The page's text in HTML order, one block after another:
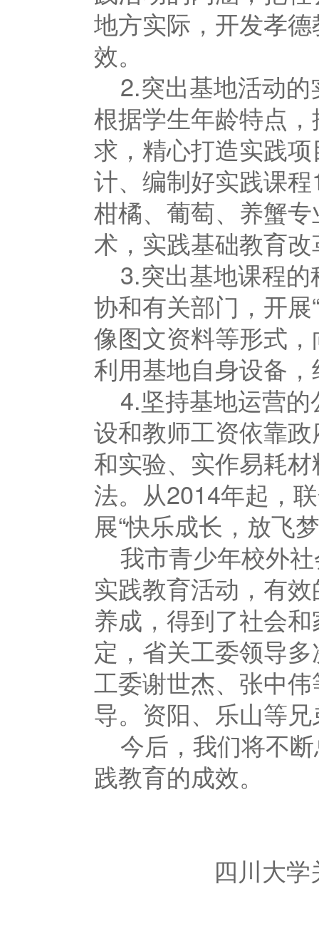
地方实际，开发孝
效。
2.突出基地活动
根据学生年龄特点
求，精心打造实践
计、编制好实践课程
柑橘、葡萄、养蟹
术，实践基础教育
3.突出基地课程
协和有关部门，开展
像图文资料等形式
利用基地自身设备
4.坚持基地运营
设和教师工资依靠
和实验、实作易耗
法。从2014年起，
展“快乐成长，放飞
我市青少年校外
实践教育活动，有
养成，得到了社会
定，省关工委领导
工委谢世杰、张中
导。资阳、乐山等
今后，我们将不
践教育的成效。
四川大